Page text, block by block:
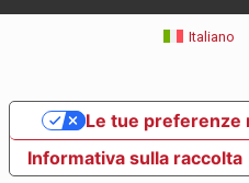
Italiano
Informativa sulla raccolta
Le tue preferenze